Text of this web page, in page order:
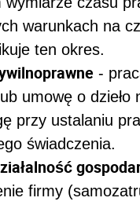
warunkach na
ten okres.
-
umowę o dzieło
przy ustalaniu
świadczenia.
firmy